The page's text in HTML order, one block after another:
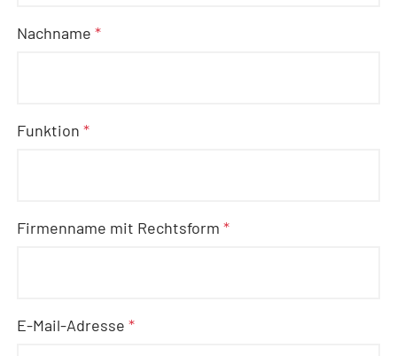
Nachname*
Funktion*
Firmenname mit Rechtsform*
E-Mail-Adresse*